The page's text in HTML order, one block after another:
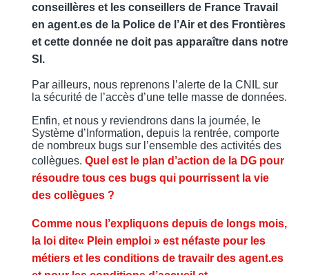
conseillères et les conseillers de France Travail
en agent.es de la Police de l’Air et des Frontières
et cette donnée ne doit pas apparaître dans notre
SI.
Par ailleurs, nous reprenons l’alerte de la CNIL sur
la sécurité de l’accès d’une telle masse de données.
Enfin, et nous y reviendrons dans la journée, le
Système d’Information, depuis la rentrée, comporte
de nombreux bugs sur l’ensemble des activités des
collègues.Quel est le plan d’action de la DG pour
résoudre tous ces bugs qui pourrissent la vie
des collègues ?
Comme nous l’expliquons depuis de longs mois,
la loi dite« Plein emploi » est néfaste pour les
métiers et les conditions de travailr des agent.es